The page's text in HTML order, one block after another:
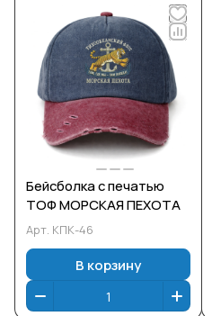
Бейсболка с печатью
ТОФ МОРСКАЯ ПЕХОТА
Арт. КПК-46
В корзину